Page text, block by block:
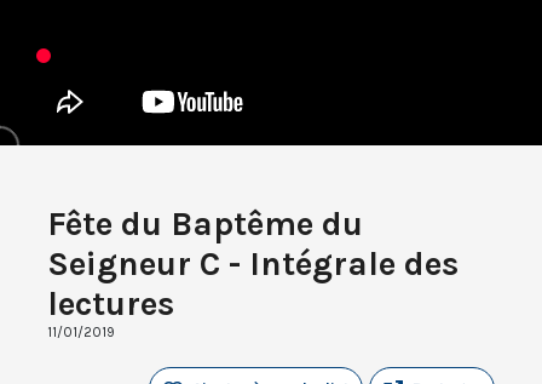
Fête du Baptême du
Seigneur C - Intégrale des
lectures
11/01/2019